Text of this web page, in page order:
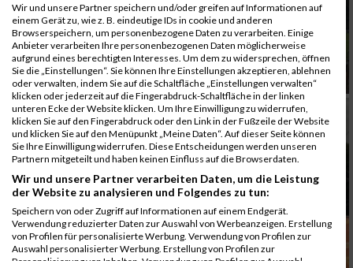
Wir und unsere Partner speichern und/oder greifen auf Informationen auf
einem Gerät zu, wie z. B. eindeutige IDs in cookie und anderen
Browserspeichern, um personenbezogene Daten zu verarbeiten. Einige
Anbieter verarbeiten Ihre personenbezogenen Daten möglicherweise
aufgrund eines berechtigten Interesses. Um dem zu widersprechen, öffnen
Sie die „Einstellungen“. Sie können Ihre Einstellungen akzeptieren, ablehnen
oder verwalten, indem Sie auf die Schaltfläche „Einstellungen verwalten“
klicken oder jederzeit auf die Fingerabdruck-Schaltfläche in der linken
unteren Ecke der Website klicken. Um Ihre Einwilligung zu widerrufen,
klicken Sie auf den Fingerabdruck oder den Link in der Fußzeile der Website
und klicken Sie auf den Menüpunkt „Meine Daten“. Auf dieser Seite können
Sie Ihre Einwilligung widerrufen. Diese Entscheidungen werden unseren
Partnern mitgeteilt und haben keinen Einfluss auf die Browserdaten.
Wir und unsere Partner verarbeiten Daten, um die Leistung
der Website zu analysieren und Folgendes zu tun:
Speichern von oder Zugriff auf Informationen auf einem Endgerät.
Verwendung reduzierter Daten zur Auswahl von Werbeanzeigen. Erstellung
von Profilen für personalisierte Werbung. Verwendung von Profilen zur
Auswahl personalisierter Werbung. Erstellung von Profilen zur
Personalisierung von Inhalten. Verwendung von Profilen zur Auswahl